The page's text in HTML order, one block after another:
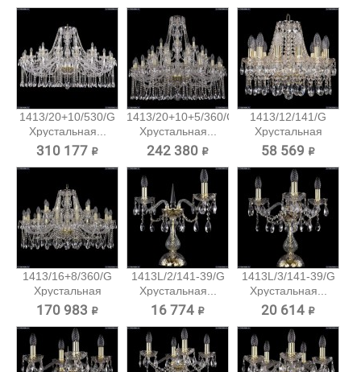
1413/20+10/530/G
Хрустальная...
310 177 ₽
1413/20+10+5/360/G
Хрустальная...
242 380 ₽
1413/12/141/G
Хрустальная
подвесная...
58 569 ₽
1413/16+8/360/G
Хрустальная
подвесная...
170 983 ₽
1413L/2/141-39/G
Хрустальная...
16 774 ₽
1413L/3/141-39/G
Хрустальная...
20 614 ₽